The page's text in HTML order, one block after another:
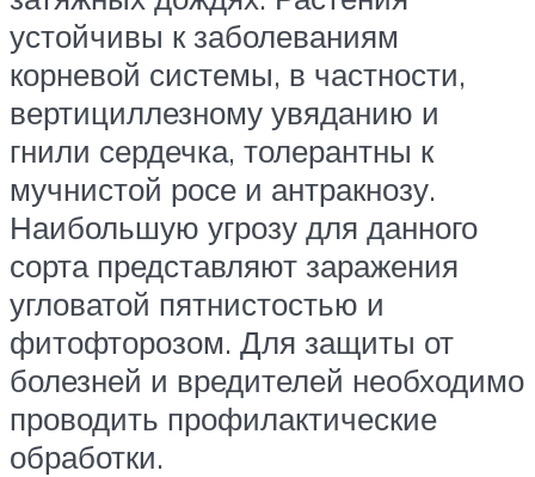
устойчивы к заболеваниям
корневой системы, в частности,
вертициллезному увяданию и
гнили сердечка, толерантны к
мучнистой росе и антракнозу.
Наибольшую угрозу для данного
сорта представляют заражения
угловатой пятнистостью и
фитофторозом. Для защиты от
болезней и вредителей необходимо
проводить профилактические
обработки.